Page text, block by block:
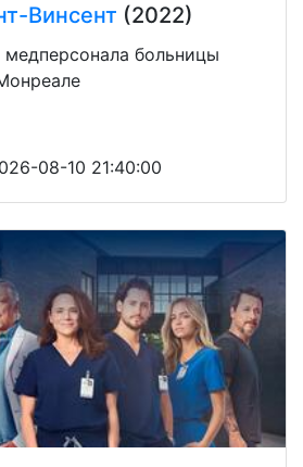
Винсент (2022)
больницы
08-10 21:40:00